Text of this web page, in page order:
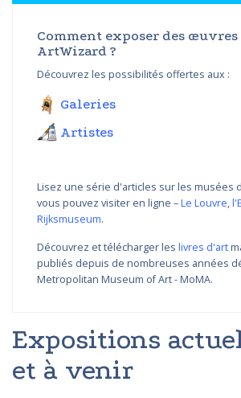
Comment exposer des
ArtWizard ?
Découvrez les possibilités offertes aux :
Galeries
Artistes
Lisez une série d'articles sur les musées
vous pouvez visiter en ligne –Le Louvre,
Rijksmuseum.
Découvrez et télécharger les livres d'art
publiés depuis de nombreuses années
Metropolitan Museum of Art - MoMA.
Expositions
et à venir